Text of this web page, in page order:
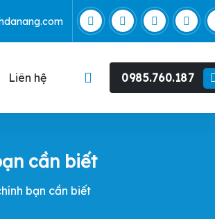
Liên hệ 0985.760.187
cần biết
bạn cần biết